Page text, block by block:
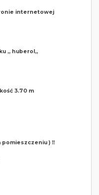
internetowej
,, huberol,,
3.70 m
pomieszczeniu ) ‼️